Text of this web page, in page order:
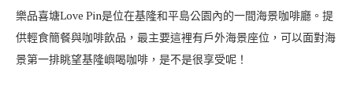
樂品喜塘Love Pin是位在基隆和平島公園內的一間海景咖啡廳。提
供輕食簡餐與咖啡飲品，最主要這裡有戶外海景座位，可以面對海
景第一排眺望基隆嶼喝咖啡，是不是很享受呢！